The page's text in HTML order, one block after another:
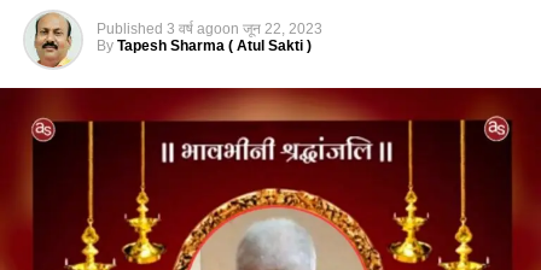
Published 3 वर्ष agoon जून 22, 2023
By Tapesh Sharma ( Atul Sakti )